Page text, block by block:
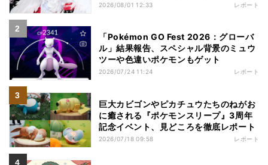
2026/08/01 12:33 レポート
「Pokémon GO Fest 2026：グローバ
ル」結果報告、スペシャル背景のミュウ
ツーや色違いポケモンもゲット
2026/07/24 11:24 レポート
巨大カビゴンやピカチュウたちのねがお
に癒される『ポケモンスリープ』3周年
記念イベント、見どころを徹底レポート
2026/07/18 09:58 レポート